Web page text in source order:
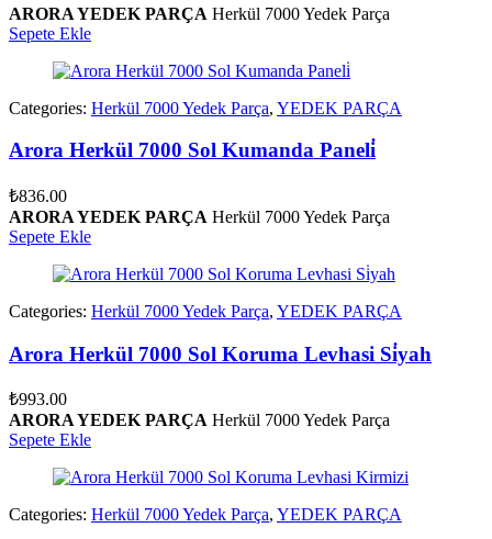
ARORA YEDEK PARÇA Herkül 7000 Yedek Parça
Sepete Ekle
Categories: Herkül 7000 Yedek Parça, YEDEK PARÇA
Arora Herkül 7000 Sol Kumanda Paneli̇
₺836.00
ARORA YEDEK PARÇA Herkül 7000 Yedek Parça
Sepete Ekle
Categories: Herkül 7000 Yedek Parça, YEDEK PARÇA
Arora Herkül 7000 Sol Koruma Levhasi Si̇yah
₺993.00
ARORA YEDEK PARÇA Herkül 7000 Yedek Parça
Sepete Ekle
Categories: Herkül 7000 Yedek Parça, YEDEK PARÇA